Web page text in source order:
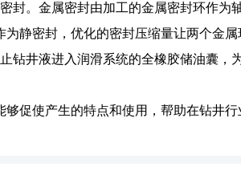
封。金属密封由加工的金属密封环作为
静密封，优化的密封压缩量让两个金属
钻井液进入润滑系统的全橡胶储油囊，
够促使产生的特点和使用，帮助在钻井